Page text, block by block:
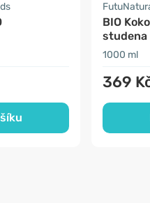
BIO
studena
1000 ml
369